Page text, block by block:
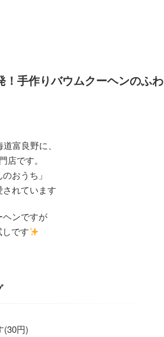
！手作りバウムクーヘンのふわ
富良野に、
です。
おうち」
れています
ンですが
です
(30円)